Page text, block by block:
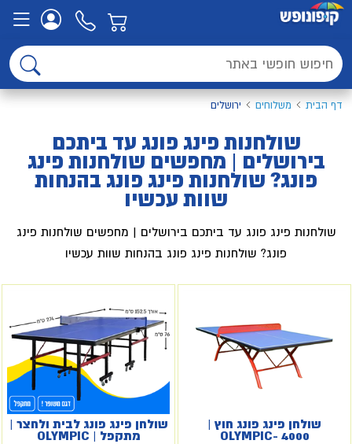
דף הבית משלוחים ירושלים
שולחנות פינג פונג עד ביתכם
בירושלים | מחפשים שולחנות פינג
פונג? שולחנות פינג פונג בהנחות
שוות עכשיו
שולחנות פינג פונג עד ביתכם בירושלים | מחפשים שולחנות פינג
פונג? שולחנות פינג פונג בהנחות שוות עכשיו
שולחן פינג פונג חוץ |
OLYMPIC- 4000
שולחן פינג פונג לבית ולחצר |
מתקפל | OLYMPIC